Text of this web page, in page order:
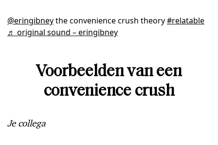
@eringibneythe convenience crush theory#relatable
♬ original sound – eringibney
Voorbeelden van een
convenience crush
Je collega